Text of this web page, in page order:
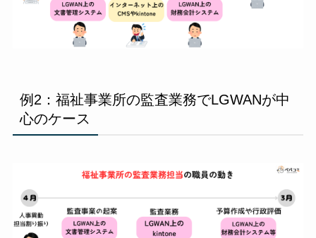
例2：福祉事業所の監査業務でLGWANが中
心のケース